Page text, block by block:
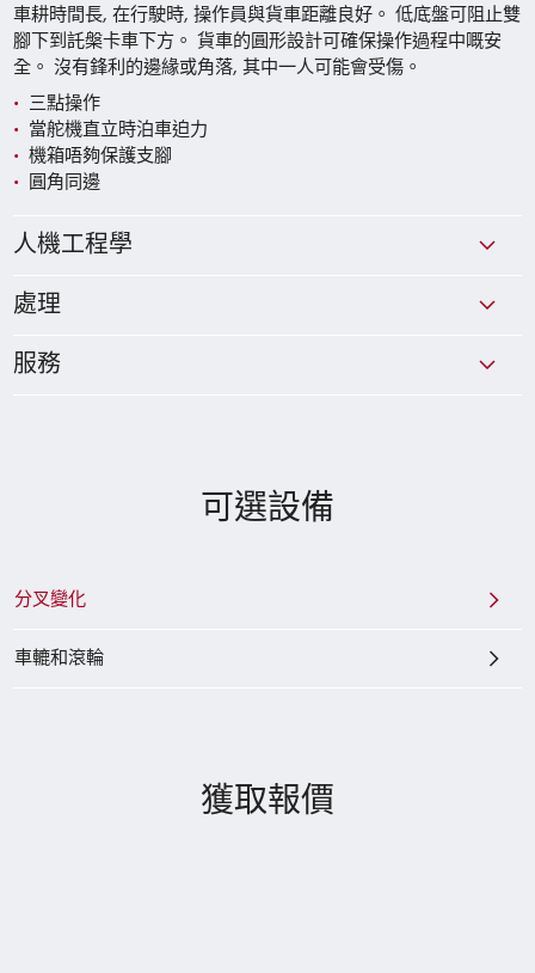
車耕時間長, 在行駛時, 操作員與貨車距離良好。 低底盤可阻止雙
腳下到託槃卡車下方。 貨車的圓形設計可確保操作過程中嘅安
全。 沒有鋒利的邊緣或角落, 其中一人可能會受傷。
三點操作
當舵機直立時泊車迫力
機箱唔夠保護支腳
圓角同邊
人機工程學
處理
服務
可選設備
分叉變化
車轆和滾輪
獲取報價